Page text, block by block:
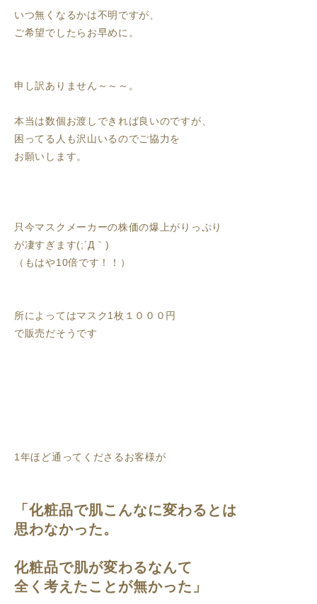
いつ無くなるかは不明ですが、
ご希望でしたらお早めに。
申し訳ありません～～～。
本当は数個お渡しできれば良いのですが、
困ってる人も沢山いるのでご協力を
お願いします。
只今マスクメーカーの株価の爆上がりっぷり
が凄すぎます(;´Д｀)
（もはや10倍です！！）
所によってはマスク1枚１０００円
で販売だそうです
1年ほど通ってくださるお客様が
「化粧品で肌こんなに変わるとは
思わなかった。
化粧品で肌が変わるなんて
全く考えたことが無かった」